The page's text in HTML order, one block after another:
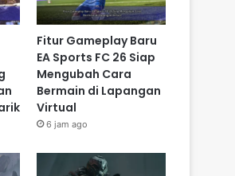
Fitur Gameplay Baru
EA Sports FC 26 Siap
Mengubah Cara
Bermain di Lapangan
Virtual
6 jam ago